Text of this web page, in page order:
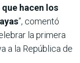
hacen los
”, comentó
la primera
a la República de